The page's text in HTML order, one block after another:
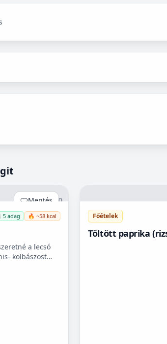
Mentés 0
adag 🔥 ~58 kcal
a lecsó
kolbászost
Főételek
Töltött paprika